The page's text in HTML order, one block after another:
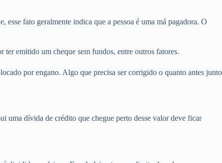
fato geralmente indica que a pessoa é uma má pagadora. O
emitido um cheque sem fundos, entre outros fatores.
por engano. Algo que precisa ser corrigido o quanto antes junto
uma dívida de crédito que chegue perto desse valor deve ficar